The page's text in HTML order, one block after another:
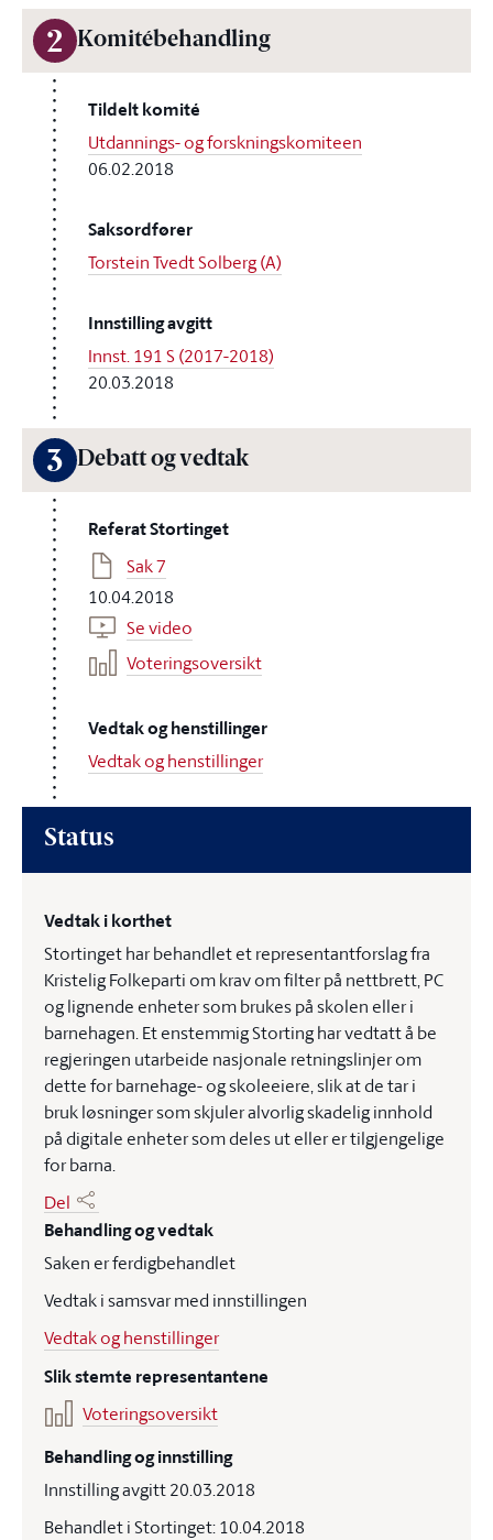
2 Komitébehandling
Tildelt komité
Utdannings- og forskningskomiteen
06.02.2018
Saksordfører
Torstein Tvedt Solberg (A)
Innstilling avgitt
Innst. 191 S (2017-2018)
20.03.2018
3 Debatt og vedtak
Referat Stortinget
Sak 7
10.04.2018
Se video
Voteringsoversikt
Vedtak og henstillinger
Vedtak og henstillinger
Status
Vedtak i korthet
Stortinget har behandlet et representantforslag fra
Kristelig Folkeparti om krav om filter på nettbrett, PC
og lignende enheter som brukes på skolen eller i
barnehagen. Et enstemmig Storting har vedtatt å be
regjeringen utarbeide nasjonale retningslinjer om
dette for barnehage- og skoleeiere, slik at de tar i
bruk løsninger som skjuler alvorlig skadelig innhold
på digitale enheter som deles ut eller er tilgjengelige
for barna.
Del
Behandling og vedtak
Saken er ferdigbehandlet
Vedtak i samsvar med innstillingen
Vedtak og henstillinger
Slik stemte representantene
Voteringsoversikt
Behandling og innstilling
Innstilling avgitt 20.03.2018
Behandlet i Stortinget: 10.04.2018